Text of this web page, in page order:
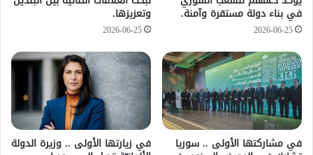
في بناء دولة مستقرة وآمنة.
2026-06-25
وتعزيزها.
2026-06-25
في مشاركتها الأولى .. سوريا في زيارتها الأولى .. وزيرة الدولة